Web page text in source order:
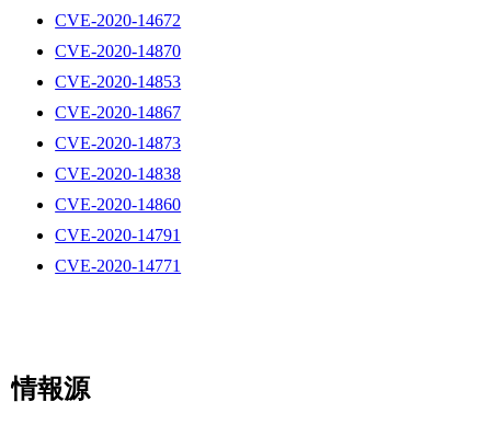
CVE-2020-14672
CVE-2020-14870
CVE-2020-14853
CVE-2020-14867
CVE-2020-14873
CVE-2020-14838
CVE-2020-14860
CVE-2020-14791
CVE-2020-14771
情報源